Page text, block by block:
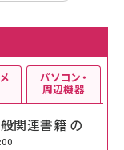
関連書籍 の
パソコン・
周辺機器